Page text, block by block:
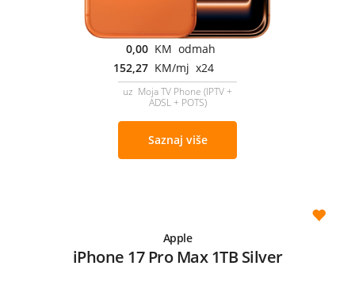
0,00 KM odmah
152,27 KM/mj x24
uz Moja TV Phone (IPTV +
ADSL + POTS)
Saznaj više
Apple
iPhone 17 Pro Max 1TB Silver